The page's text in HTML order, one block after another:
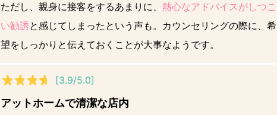
ただし、親身に接客をするあまりに、 熱心なアドバイスがしつこ
い勧誘と感じてしまったという声も。カウンセリングの際に、希
望をしっかりと伝えておくことが大事なようです。
[3.9/5.0]
アットホームで清潔な店内